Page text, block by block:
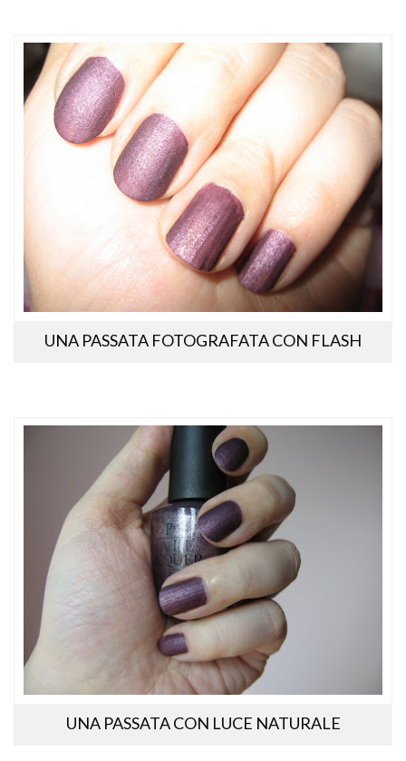
UNA PASSATA FOTOGRAFATA CON FLASH
UNA PASSATA CON LUCE NATURALE